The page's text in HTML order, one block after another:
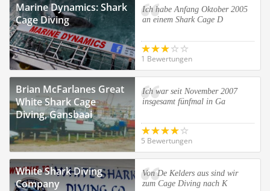
Marine Dynamics: Shark
Cage Diving
Ich habe Anfang Oktober 2005
an einem Shark Cage D
1 Bewertungen
Brian McFarlanes Great
White Shark Cage
Diving, Gansbaai
Ich war seit November 2007
insgesamt fünfmal in Ga
5 Bewertungen
White Shark Diving
Company
Von De Kelders aus sind wir
zum Cage Diving nach K